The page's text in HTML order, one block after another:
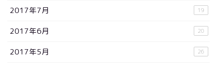
2017年7月 19
2017年6月 20
2017年5月 26